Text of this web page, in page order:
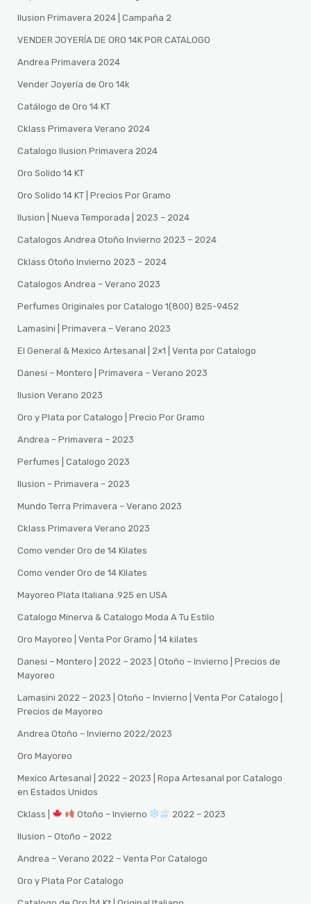
Ilusion Primavera 2024 | Campaña 2
VENDER JOYERÍA DE ORO 14K POR CATALOGO
Andrea Primavera 2024
Vender Joyería de Oro 14k
Catálogo de Oro 14 KT
Cklass Primavera Verano 2024
Catalogo Ilusion Primavera 2024
Oro Solido 14 KT
Oro Solido 14 KT | Precios Por Gramo
Ilusion | Nueva Temporada | 2023 – 2024
Catalogos Andrea Otoño Invierno 2023 – 2024
Cklass Otoño Invierno 2023 – 2024
Catalogos Andrea – Verano 2023
Perfumes Originales por Catalogo 1(800) 825-9452
Lamasini | Primavera – Verano 2023
El General & Mexico Artesanal | 2×1 | Venta por Catalogo
Danesi – Montero | Primavera – Verano 2023
Ilusion Verano 2023
Oro y Plata por Catalogo | Precio Por Gramo
Andrea – Primavera – 2023
Perfumes | Catalogo 2023
Ilusion – Primavera – 2023
Mundo Terra Primavera – Verano 2023
Cklass Primavera Verano 2023
Como vender Oro de 14 Kilates
Como vender Oro de 14 Kilates
Mayoreo Plata Italiana .925 en USA
Catalogo Minerva & Catalogo Moda A Tu Estilo
Oro Mayoreo | Venta Por Gramo | 14 kilates
Danesi – Montero | 2022 – 2023 | Otoño – Invierno | Precios de
Mayoreo
Lamasini 2022 – 2023 | Otoño – Invierno | Venta Por Catalogo |
Precios de Mayoreo
Andrea Otoño – Invierno 2022/2023
Oro Mayoreo
Mexico Artesanal | 2022 – 2023 | Ropa Artesanal por Catalogo
en Estados Unidos
Cklass | Otoño – Invierno 2022 – 2023
Ilusion – Otoño – 2022
Andrea – Verano 2022 – Venta Por Catalogo
Oro y Plata Por Catalogo